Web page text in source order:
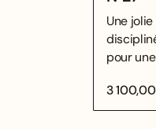
Une
pour
3